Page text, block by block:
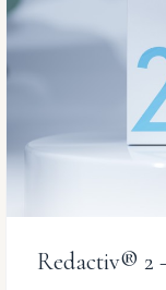
Redactiv® 2